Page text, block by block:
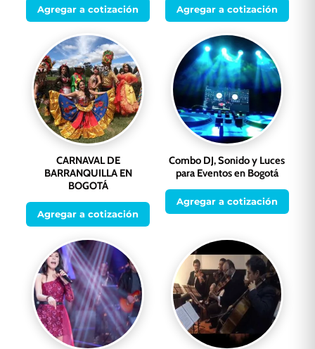
Agregar a cotización Agregar a cotización
CARNAVAL DE
BARRANQUILLA EN
BOGOTÁ
Agregar a cotización
Combo DJ, Sonido y Luces
para Eventos en Bogotá
Agregar a cotización